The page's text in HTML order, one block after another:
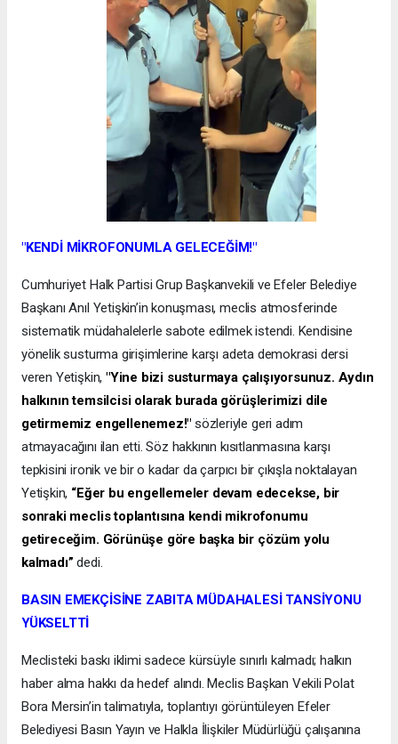
"KENDİ MİKROFONUMLA GELECEĞİM!"
Cumhuriyet Halk Partisi Grup Başkanvekili ve Efeler Belediye
Başkanı Anıl Yetişkin’in konuşması, meclis atmosferinde
sistematik müdahalelerle sabote edilmek istendi. Kendisine
yönelik susturma girişimlerine karşı adeta demokrasi dersi
veren Yetişkin, "Yine bizi susturmaya çalışıyorsunuz. Aydın
halkının temsilcisi olarak burada görüşlerimizi dile
getirmemiz engellenemez!" sözleriyle geri adım
atmayacağını ilan etti. Söz hakkının kısıtlanmasına karşı
tepkisini ironik ve bir o kadar da çarpıcı bir çıkışla noktalayan
Yetişkin, “Eğer bu engellemeler devam edecekse, bir
sonraki meclis toplantısına kendi mikrofonumu
getireceğim. Görünüşe göre başka bir çözüm yolu
kalmadı” dedi.
BASIN EMEKÇİSİNE ZABITA MÜDAHALESİ TANSİYONU
YÜKSELTTİ
Meclisteki baskı iklimi sadece kürsüyle sınırlı kalmadı; halkın
haber alma hakkı da hedef alındı. Meclis Başkan Vekili Polat
Bora Mersin’in talimatıyla, toplantıyı görüntüleyen Efeler
Belediyesi Basın Yayın ve Halkla İlişkiler Müdürlüğü çalışanına